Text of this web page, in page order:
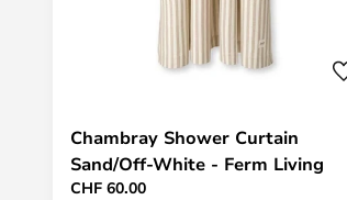
Chambray Shower Curtain
Sand/Off-White - Ferm Living
CHF 60.00